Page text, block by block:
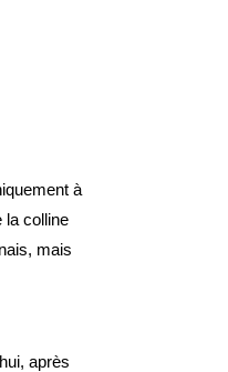
à
la colline
mais
après